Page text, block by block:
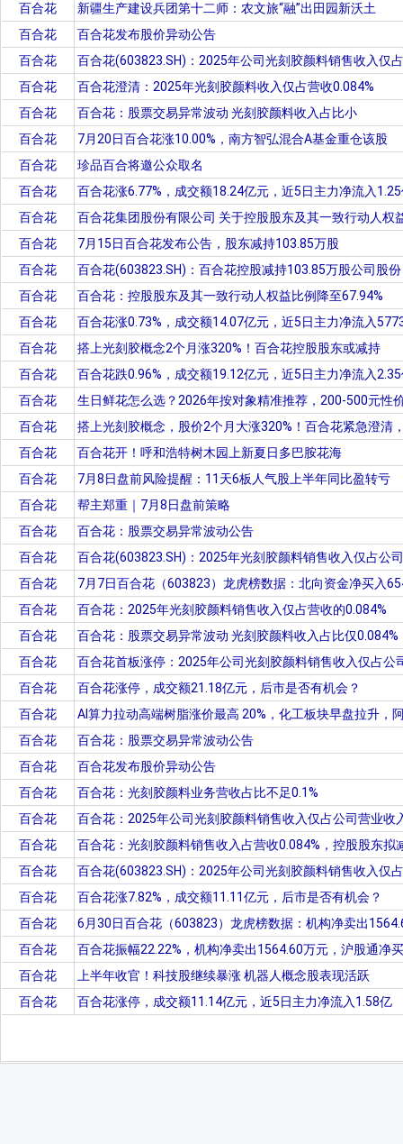
百合花
新疆生产建设兵团第十二师：农文旅“融”出田园新沃土
百合花
百合花发布股价异动公告
百合花
百合花(603823.SH)：2025年公司光刻胶颜料销售收入仅
百合花
百合花澄清：2025年光刻胶颜料收入仅占营收0.084%
百合花
百合花：股票交易异常波动 光刻胶颜料收入占比小
百合花
7月20日百合花涨10.00%，南方智弘混合A基金重仓该股
百合花
珍品百合将邀公众取名
百合花
百合花涨6.77%，成交额18.24亿元，近5日主力净流入
百合花
百合花集团股份有限公司 关于控股股东及其一致行动人权
百合花
7月15日百合花发布公告，股东减持103.85万股
百合花
百合花(603823.SH)：百合花控股减持103.85万股公司股份
百合花
百合花：控股股东及其一致行动人权益比例降至67.94%
百合花
百合花涨0.73%，成交额14.07亿元，近5日主力净流入
百合花
搭上光刻胶概念2个月涨320%！百合花控股股东或减持
百合花
百合花跌0.96%，成交额19.12亿元，近5日主力净流入
百合花
生日鲜花怎么选？2026年按对象精准推荐，200-500元性
百合花
搭上光刻胶概念，股价2个月大涨320%！百合花紧急澄清
百合花
百合花开！呼和浩特树木园上新夏日多巴胺花海
百合花
7月8日盘前风险提醒：11天6板人气股上半年同比盈转亏
百合花
帮主郑重｜7月8日盘前策略
百合花
百合花：股票交易异常波动公告
百合花
百合花(603823.SH)：2025年光刻胶颜料销售收入仅占公
百合花
7月7日百合花（603823）龙虎榜数据：北向资金净买入
百合花
百合花：2025年光刻胶颜料销售收入仅占营收的0.084%
百合花
百合花：股票交易异常波动 光刻胶颜料收入占比仅0.084%
百合花
百合花首板涨停：2025年公司光刻胶颜料销售收入仅占公
百合花
百合花涨停，成交额21.18亿元，后市是否有机会？
百合花
AI算力拉动高端树脂涨价最高 20%，化工板块早盘拉升，
百合花
百合花：股票交易异常波动公告
百合花
百合花发布股价异动公告
百合花
百合花：光刻胶颜料业务营收占比不足0.1%
百合花
百合花：2025年公司光刻胶颜料销售收入仅占公司营业收
百合花
百合花：光刻胶颜料销售收入占营收0.084%，控股股东拟
百合花
百合花(603823.SH)：2025年公司光刻胶颜料销售收入仅
百合花
百合花涨7.82%，成交额11.11亿元，后市是否有机会？
百合花
6月30日百合花（603823）龙虎榜数据：机构净卖出
百合花
百合花振幅22.22%，机构净卖出1564.60万元，沪股通净
百合花
上半年收官！科技股继续暴涨 机器人概念股表现活跃
百合花
百合花涨停，成交额11.14亿元，近5日主力净流入1.58亿